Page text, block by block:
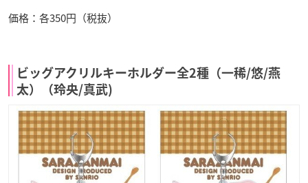
価格：各350円（税抜）
ビッグアクリルキーホルダー全2種（一稀/悠/燕
太）（玲央/真武)